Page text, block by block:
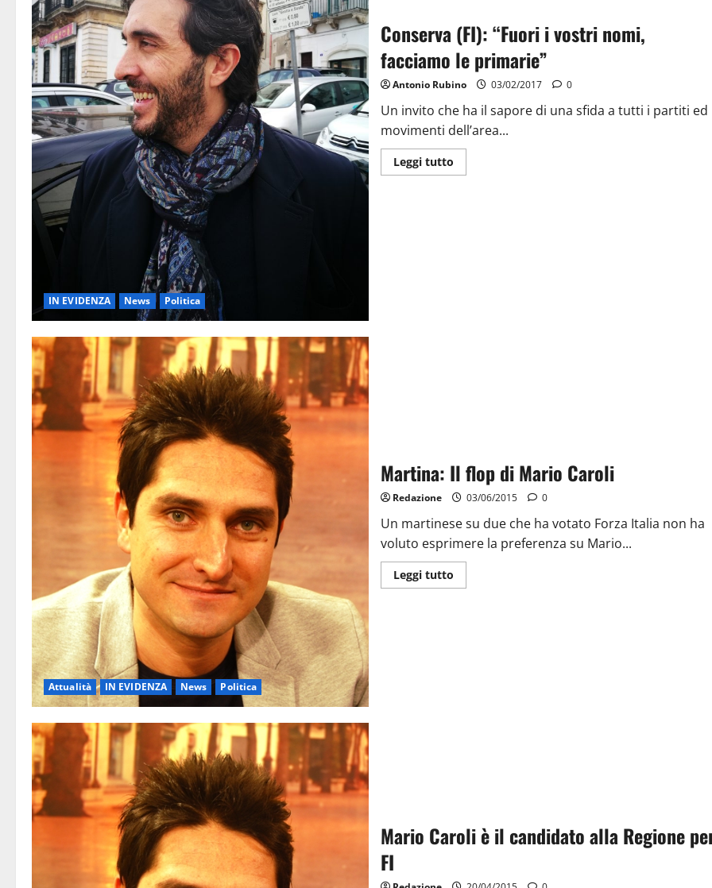
IN EVIDENZA News Politica
Conserva (FI): “Fuori i vostri nomi,
facciamo le primarie”
Antonio Rubino 03/02/2017 0
Un invito che ha il sapore di una sfida a tutti i partiti ed
movimenti dell’area...
Leggi tutto
Attualità IN EVIDENZA News Politica
Martina: Il flop di Mario Caroli
Redazione 03/06/2015 0
Un martinese su due che ha votato Forza Italia non ha
voluto esprimere la preferenza su Mario...
Leggi tutto
Mario Caroli è il candidato alla Regione
FI